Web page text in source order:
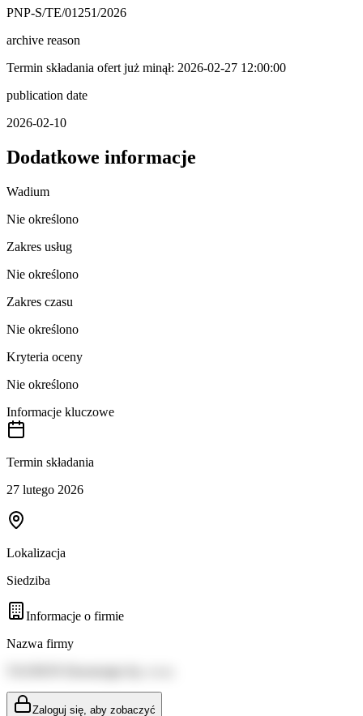
PNP-S/TE/01251/2026
archive reason
Termin składania ofert już minął: 2026-02-27 12:00:00
publication date
2026-02-10
Dodatkowe informacje
Wadium
Nie określono
Zakres usług
Nie określono
Zakres czasu
Nie określono
Kryteria oceny
Nie określono
Informacje kluczowe
Termin składania
27 lutego 2026
Lokalizacja
Siedziba
Informacje o firmie
Nazwa firmy
Zaloguj się, aby zobaczyć